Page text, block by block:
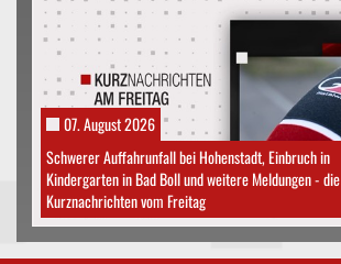
07. August 2026
Schwerer Auffahrunfall bei Hohenstadt, Einbruch in
Kindergarten in Bad Boll und weitere Meldungen - die
Kurznachrichten vom Freitag